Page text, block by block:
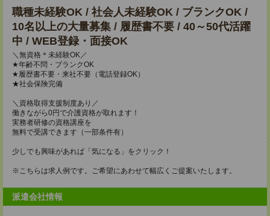
職種未経験OK / 社会人未経験OK / ブランクOK /
10名以上の大量募集 / 履歴書不要 / 40～50代活躍
中 / WEB登録・面接OK
＼無資格＊未経験OK／
★年齢不問・ブランクOK
★履歴書不要・来社不要（電話登録OK）
★社会保険完備
＼資格取得支援制度あり／
働きながら0円で介護資格が取れます！
実務者研修の資格講座を
無料で受講できます（一部条件有）
少しでも興味があれば「気になる」をクリック！
※こちらは求人例です。ご希望にあわせて幅広くご提案いたします。
派遣会社情報